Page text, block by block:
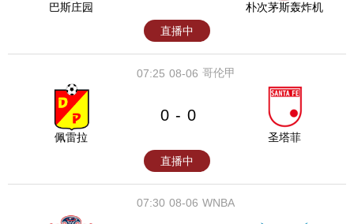
巴斯庄园
朴次茅斯轰炸机
直播中
08-06
07:25 哥伦甲
佩雷拉
0 - 0
圣塔菲
直播中
08-06
07:30 WNBA